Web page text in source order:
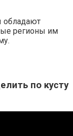
обладают
регионы им
по кусту